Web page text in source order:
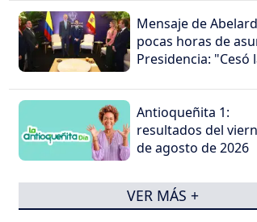
Mensaje de
pocas horas de
Presidencia: "Cesó
Antioqueñita 1:
resultados del
de agosto de 2026
VER MÁS +